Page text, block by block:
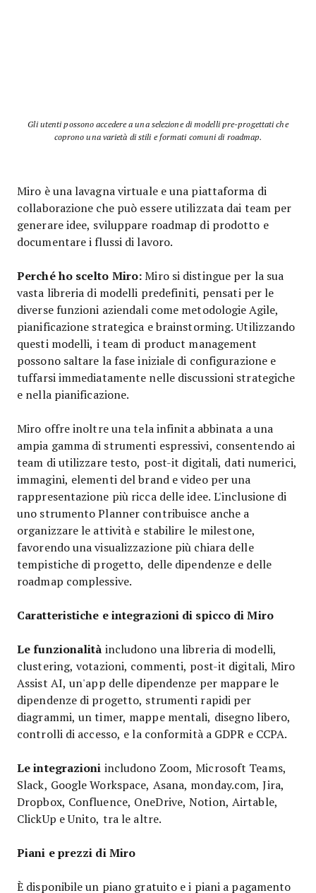
Gli utenti possono accedere a una selezione di modelli pre-progettati che
coprono una varietà di stili e formati comuni di roadmap.
Miro è una lavagna virtuale e una piattaforma di
collaborazione che può essere utilizzata dai team per
generare idee, sviluppare roadmap di prodotto e
documentare i flussi di lavoro.
Perché ho scelto Miro: Miro si distingue per la sua
vasta libreria di modelli predefiniti, pensati per le
diverse funzioni aziendali come metodologie Agile,
pianificazione strategica e brainstorming. Utilizzando
questi modelli, i team di product management
possono saltare la fase iniziale di configurazione e
tuffarsi immediatamente nelle discussioni strategiche
e nella pianificazione.
Miro offre inoltre una tela infinita abbinata a una
ampia gamma di strumenti espressivi, consentendo ai
team di utilizzare testo, post-it digitali, dati numerici,
immagini, elementi del brand e video per una
rappresentazione più ricca delle idee. L'inclusione di
uno strumento Planner contribuisce anche a
organizzare le attività e stabilire le milestone,
favorendo una visualizzazione più chiara delle
tempistiche di progetto, delle dipendenze e delle
roadmap complessive.
Caratteristiche e integrazioni di spicco di Miro
Le funzionalità includono una libreria di modelli,
clustering, votazioni, commenti, post-it digitali, Miro
Assist AI, un'app delle dipendenze per mappare le
dipendenze di progetto, strumenti rapidi per
diagrammi, un timer, mappe mentali, disegno libero,
controlli di accesso, e la conformità a GDPR e CCPA.
Le integrazioni includono Zoom, Microsoft Teams,
Slack, Google Workspace, Asana, monday.com, Jira,
Dropbox, Confluence, OneDrive, Notion, Airtable,
ClickUp e Unito, tra le altre.
Piani e prezzi di Miro
È disponibile un piano gratuito e i piani a pagamento